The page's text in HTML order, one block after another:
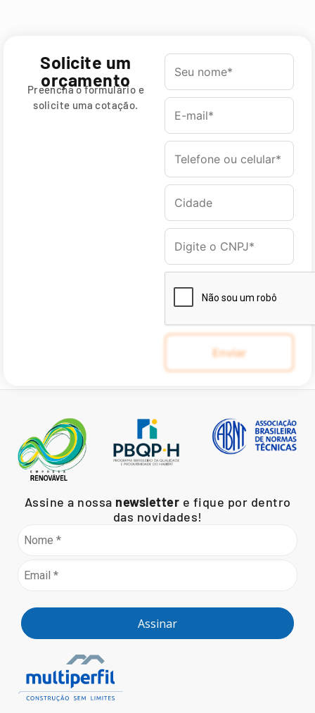
Solicite um
orçamento
Preencha o formulário e
solicite uma cotação.
Assine a nossa newsletter e fique por dentro
das novidades!
Assinar